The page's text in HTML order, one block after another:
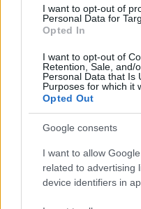
I want to opt-out of
Personal Data for
Opted In
I want to opt-out of
Retention, Sale, and/
Personal Data that Is
Purposes for which it
Opted Out
Google consents
I want to allow
related to advertising
device identifiers in
VAN BUSZOD?
•2011. május 01.
Nem szeretnénk
napja annak, hogy
is egyszerű
Még nem késő! -
2011. április 17.